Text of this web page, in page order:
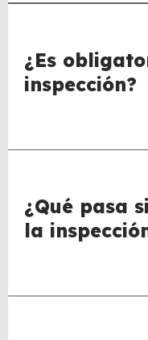
¿Es
inspección?
¿Qué pasa
la